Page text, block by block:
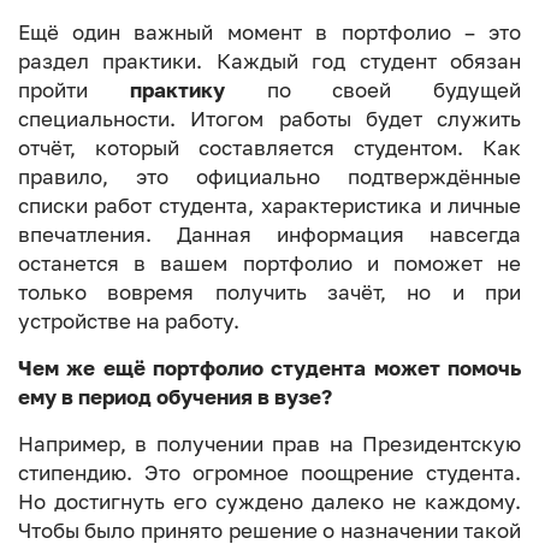
Ещё один важный момент в портфолио – это
раздел практики. Каждый год студент обязан
пройти практикупо своей будущей
специальности. Итогом работы будет служить
отчёт, который составляется студентом. Как
правило, это официально подтверждённые
списки работ студента, характеристика и личные
впечатления. Данная информация навсегда
останется в вашем портфолио и поможет не
только вовремя получить зачёт, но и при
устройстве на работу.
Чем же ещё портфолио студента может помочь
ему в период обучения в вузе?
Например, в получении прав на Президентскую
стипендию. Это огромное поощрение студента.
Но достигнуть его суждено далеко не каждому.
Чтобы было принято решение о назначении такой